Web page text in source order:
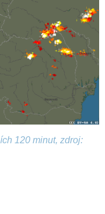
120 minut, zdroj: